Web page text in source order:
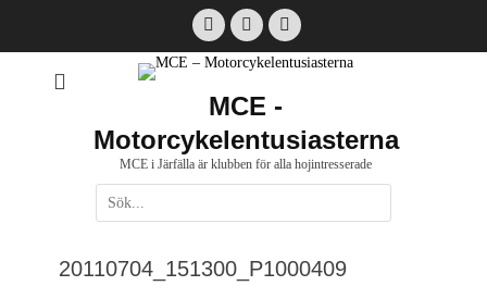
FacebookEmail Instagram
MCE -
Motorcykelentusiasterna
MCE i Järfälla är klubben för alla hojintresserade
Sök
efter:
20110704_151300_P1000409